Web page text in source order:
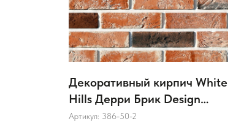
Декоративный кирпич White
Hills Дерри Брик Design
цвет 386-50
Артикул: 386-50-2